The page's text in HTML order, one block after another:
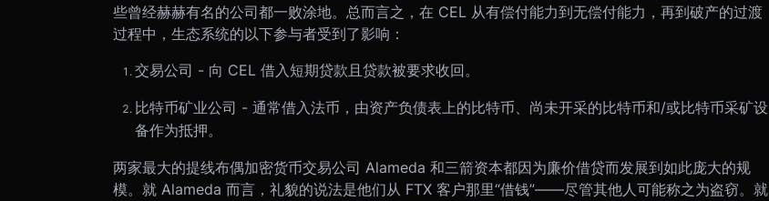
些曾经赫赫有名的公司都一败涂地。 总而言之，在 CEL 从有偿付能力到无偿付能力，再到破产的过渡
过程中，生态系统的以下参与者受到了影响：
交易公司 - 向 CEL 借入短期贷款且贷款被要求收回。
比特币矿业公司 - 通常借入法币，由资产负债表上的比特币、尚未开采的比特币和/或比特币采矿设
备作为抵押。
两家最大的提线布偶加密货币交易公司 Alameda 和三箭资本都因为廉价借贷而发展到如此庞大的规
模。就 Alameda 而言，礼貌的说法是他们从 FTX 客户那里“借钱”——尽管其他人可能称之为盗窃。就